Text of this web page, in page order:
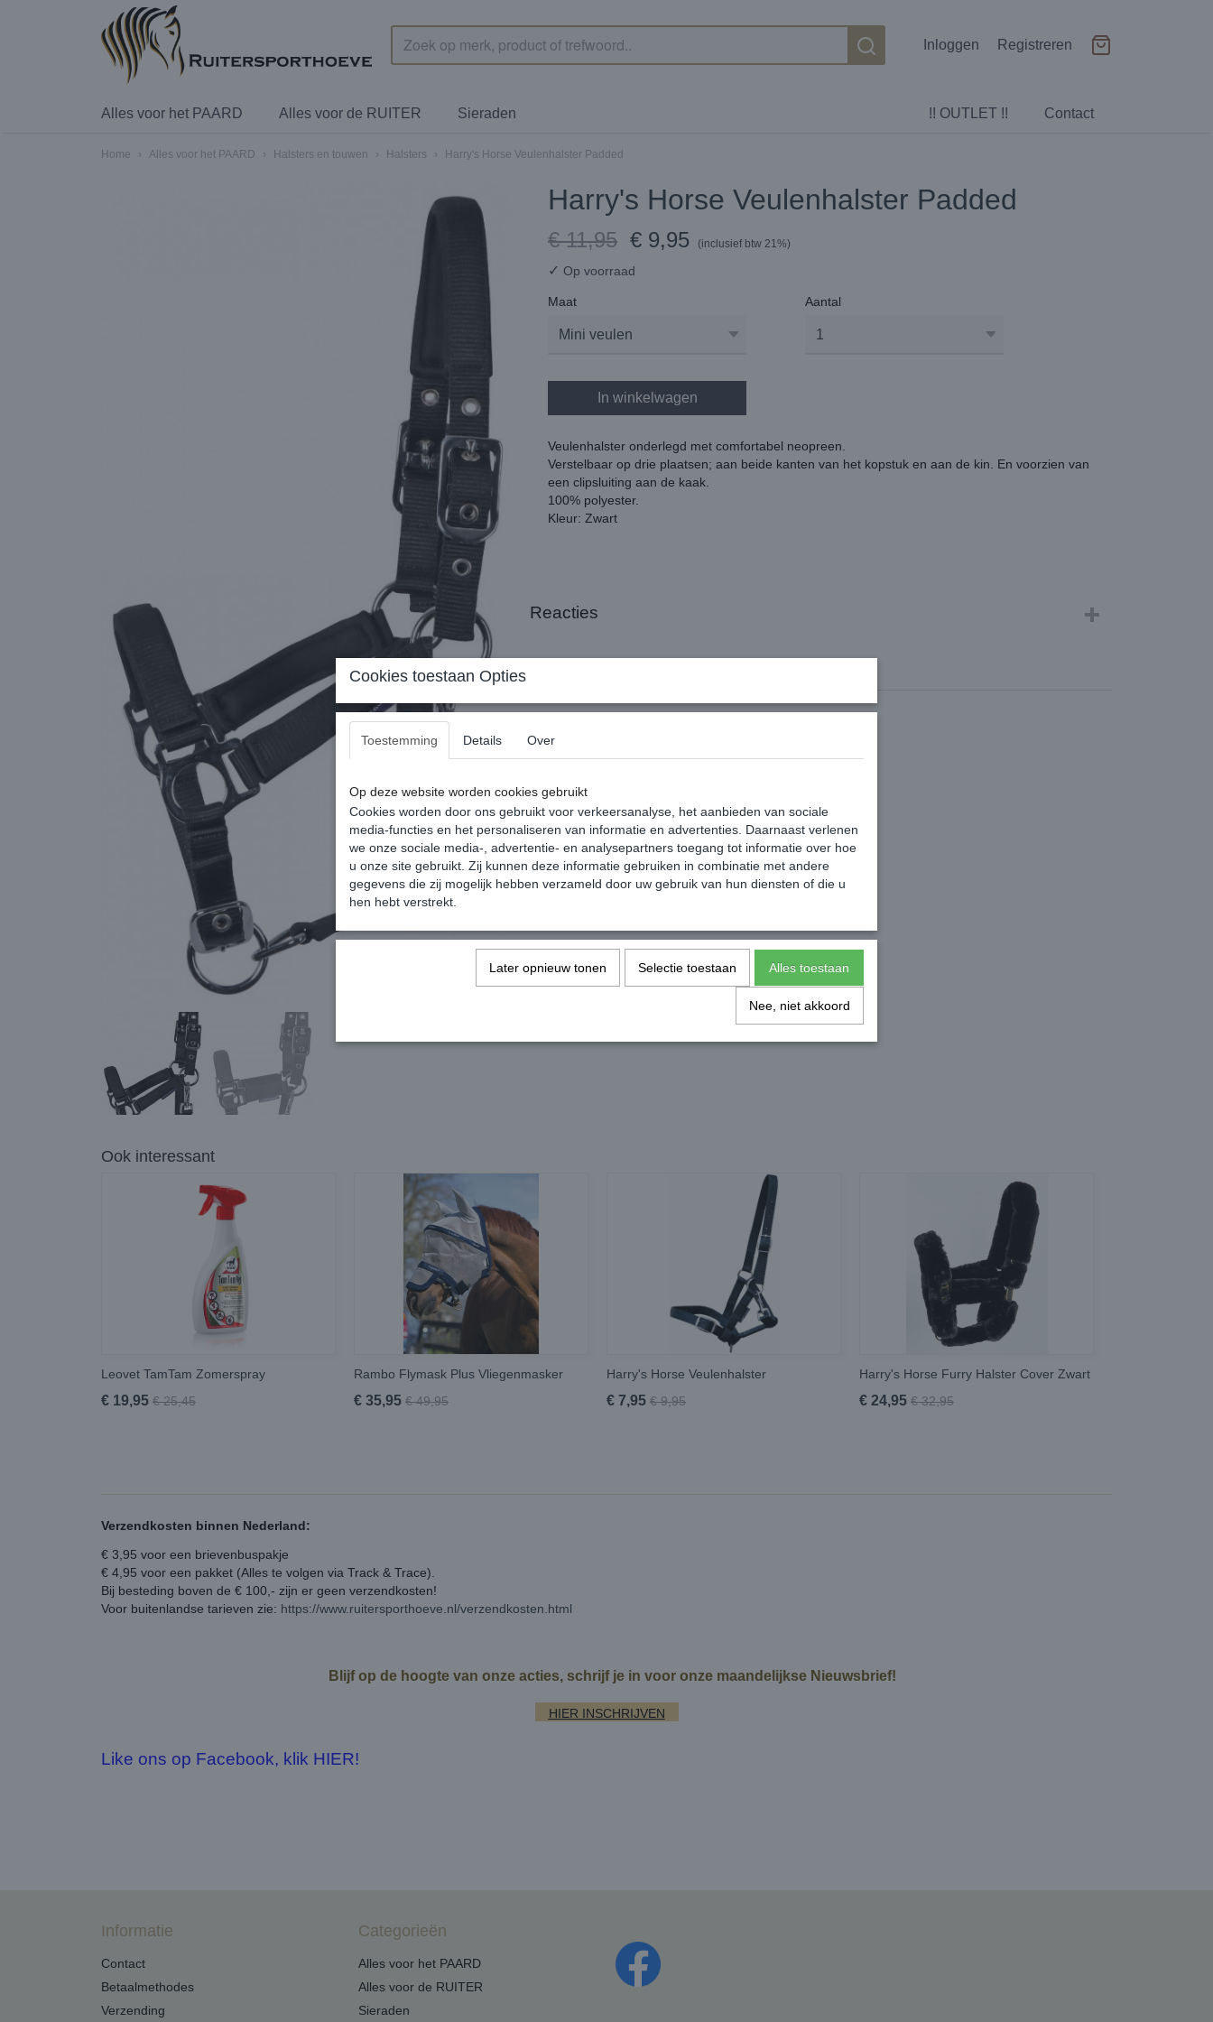
Inloggen Registreren
Contact
!! OUTLET !!
Alles voor het PAARD Alles voor de RUITER Sieraden
Home › Alles voor het PAARD › Halsters en touwen › Halsters › Harry's Horse Veulenhalster Padded
Harry's Horse Veulenhalster Padded
€ 11,95 € 9,95 (inclusief btw 21%)
✓ Op voorraad
Maat Aantal
In winkelwagen
Veulenhalster onderlegd met comfortabel neopreen.
Verstelbaar op drie plaatsen; aan beide kanten van het kopstuk en aan de kin. En voorzien van
een clipsluiting aan de kaak.
100% polyester.
Kleur: Zwart
Reacties
Ook interessant
Leovet TamTam Zomerspray
€ 19,95 € 25,45
Rambo Flymask Plus Vliegenmasker
€ 35,95 € 49,95
Harry's Horse Veulenhalster
€ 7,95 € 9,95
Harry's Horse Furry Halster Cover Zwart
€ 24,95 € 32,95
Verzendkosten binnen Nederland:
€ 3,95 voor een brievenbuspakje
€ 4,95 voor een pakket (Alles te volgen via Track & Trace).
Bij besteding boven de € 100,- zijn er geen verzendkosten!
Voor buitenlandse tarieven zie: https://www.ruitersporthoeve.nl/verzendkosten.html
Blijf op de hoogte van onze acties, schrijf je in voor onze maandelijkse Nieuwsbrief!
HIER INSCHRIJVEN
Like ons op Facebook, klik HIER!
Informatie
Contact
Betaalmethodes
Verzending
Categorieën
Alles voor het PAARD
Alles voor de RUITER
Sieraden
Cookies toestaan Opties
Toestemming Details Over
Op deze website worden cookies gebruikt
Cookies worden door ons gebruikt voor verkeersanalyse, het aanbieden van sociale
media-functies en het personaliseren van informatie en advertenties. Daarnaast verlenen
we onze sociale media-, advertentie- en analysepartners toegang tot informatie over hoe
u onze site gebruikt. Zij kunnen deze informatie gebruiken in combinatie met andere
gegevens die zij mogelijk hebben verzameld door uw gebruik van hun diensten of die u
hen hebt verstrekt.
Later opnieuw tonen Selectie toestaan Alles toestaan
Nee, niet akkoord